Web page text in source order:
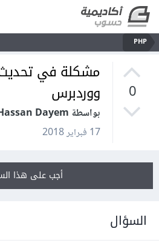
PHP
0
مشكلة في
ووردبرس
بواسطة Hassan Dayem
17 فبراير 2018
أجب على هذا
السؤال